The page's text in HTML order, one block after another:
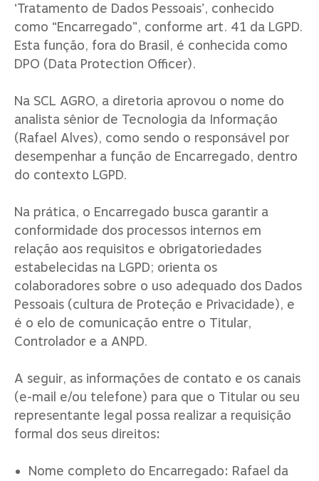
‘Tratamento de Dados Pessoais’, conhecido
como “Encarregado”, conforme art. 41 da LGPD.
Esta função, fora do Brasil, é conhecida como
DPO (Data Protection Officer).
Na SCL AGRO, a diretoria aprovou o nome do
analista sênior de Tecnologia da Informação
(Rafael Alves), como sendo o responsável por
desempenhar a função de Encarregado, dentro
do contexto LGPD.
Na prática, o Encarregado busca garantir a
conformidade dos processos internos em
relação aos requisitos e obrigatoriedades
estabelecidas na LGPD; orienta os
colaboradores sobre o uso adequado dos Dados
Pessoais (cultura de Proteção e Privacidade), e
é o elo de comunicação entre o Titular,
Controlador e a ANPD.
A seguir, as informações de contato e os canais
(e-mail e/ou telefone) para que o Titular ou seu
representante legal possa realizar a requisição
formal dos seus direitos:
Nome completo do Encarregado: Rafael da